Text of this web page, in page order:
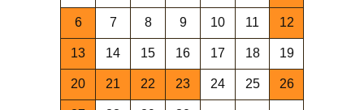
6 7 8 9 10 11 12
13 14 15 16 17 18 19
20 21 22 23 24 25 26